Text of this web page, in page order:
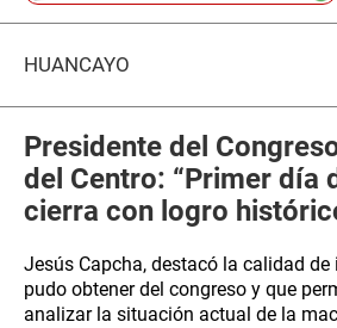
HUANCAYO
Presidente del
del Centro: “Primer día
cierra con logro
Jesús Capcha, destacó la calidad
pudo obtener del congreso y que
analizar la situación actual de la